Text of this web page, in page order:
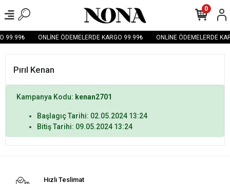
99.99₺ ONLİNE ÖDEMELERDE KARGO 99.99₺ ONLİNE ÖDEMELERDE
0
Pırıl Kenan
Kampanya Kodu: kenan2701
Başlagıç Tarihi: 02.05.2024 13:24
Bitiş Tarihi: 09.05.2024 13:24
Hızlı Teslimat